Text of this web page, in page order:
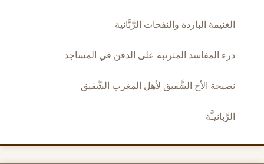
الغنيمة الباردة والنفحات الرَّبَّانية
درء المفاسد المترتبة على الدفن في المساجد
نصيحة الأخ الشَّفيق لأهل المغرب الشَّقيق
الرَّبانيـَّة